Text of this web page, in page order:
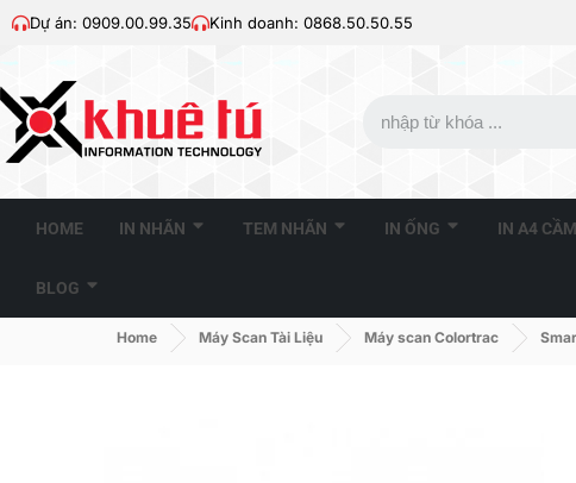
Dự án: 0909.00.99.35 Kinh doanh: 0868.50.50.55
HOME IN NHÃN TEM NHÃN IN ỐNG IN A4
BLOG
Home Máy Scan Tài Liệu Máy scan Colortrac